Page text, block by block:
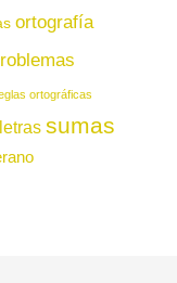
ortografía
ortográficas
sumas